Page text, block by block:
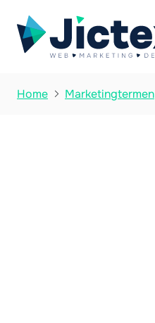
Home  Marketingtermen